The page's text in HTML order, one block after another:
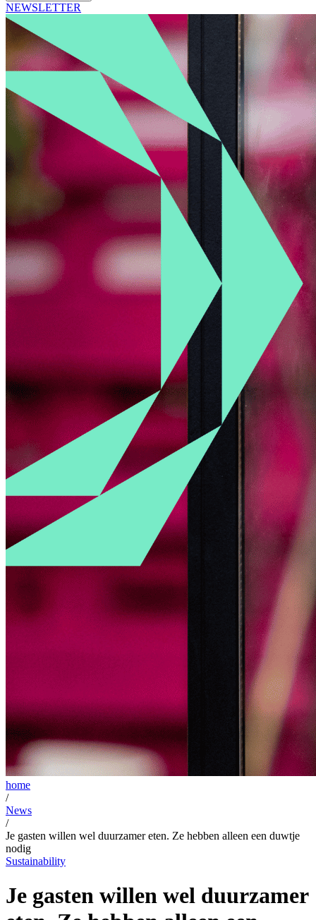
NEWSLETTER
home
/
News
/
Je gasten willen wel duurzamer eten. Ze hebben alleen een duwtje
nodig
Sustainability
Je gasten willen wel duurzamer